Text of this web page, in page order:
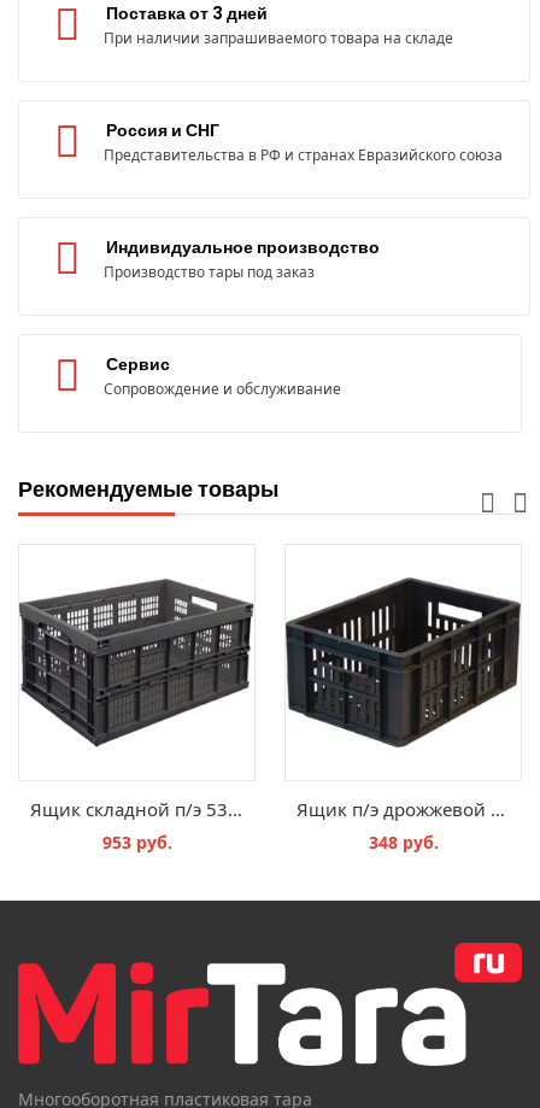
Поставка от 3 дней
При наличии запрашиваемого товара на складе
Россия и СНГ
Представительства в РФ и странах Евразийского союза
Индивидуальное производство
Производство тары под заказ
Сервис
Сопровождение и обслуживание
Рекомендуемые товары
Ящик складной п/э 535х350х280 перфорированный, цв. черный
953 руб.
Ящик п/э дрожжевой 400х300х200 с перф. черный
348 руб.
Многооборотная пластиковая тара